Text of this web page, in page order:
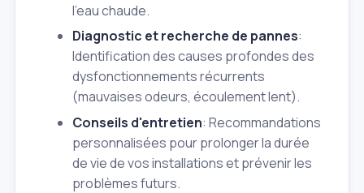
l'eau chaude.
Diagnostic et recherche de pannes:
Identification des causes profondes des
dysfonctionnements récurrents
(mauvaises odeurs, écoulement lent).
Conseils d'entretien: Recommandations
personnalisées pour prolonger la durée
de vie de vos installations et prévenir les
problèmes futurs.